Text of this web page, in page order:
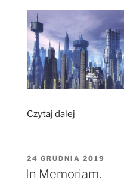
Czytaj dalej
podlewany
Beksińskim.”
OPUBLIKOWANE
W
24 GRUDNIA 2019
In Memoriam.